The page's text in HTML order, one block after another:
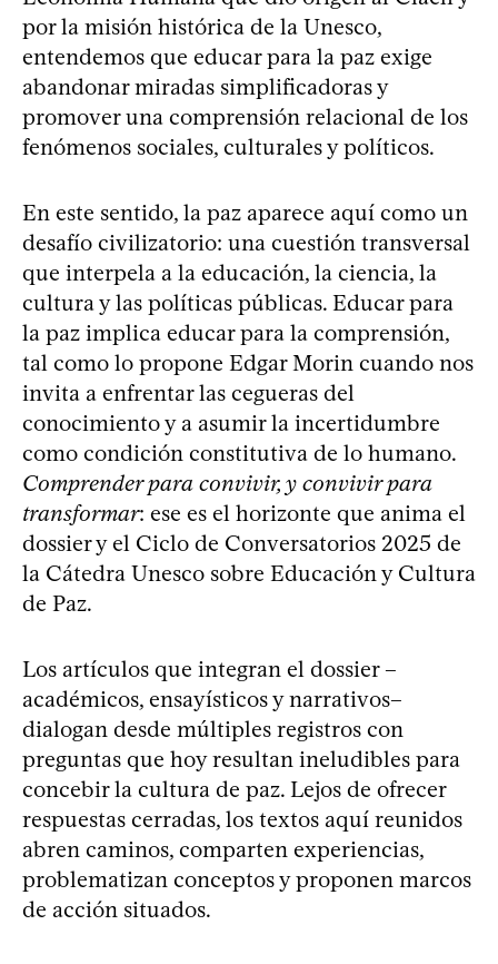
por la misión histórica de la Unesco,
entendemos que educar para la paz exige
abandonar miradas simplificadoras y
promover una comprensión relacional de los
fenómenos sociales, culturales y políticos.
En este sentido, la paz aparece aquí como un
desafío civilizatorio: una cuestión transversal
que interpela a la educación, la ciencia, la
cultura y las políticas públicas. Educar para
la paz implica educar para la comprensión,
tal como lo propone Edgar Morin cuando nos
invita a enfrentar las cegueras del
conocimiento y a asumir la incertidumbre
como condición constitutiva de lo humano.
Comprender para convivir, y convivir para
transformar: ese es el horizonte que anima el
dossier y el Ciclo de Conversatorios 2025 de
la Cátedra Unesco sobre Educación y Cultura
de Paz.
Los artículos que integran el dossier –
académicos, ensayísticos y narrativos–
dialogan desde múltiples registros con
preguntas que hoy resultan ineludibles para
concebir la cultura de paz. Lejos de ofrecer
respuestas cerradas, los textos aquí reunidos
abren caminos, comparten experiencias,
problematizan conceptos y proponen marcos
de acción situados.